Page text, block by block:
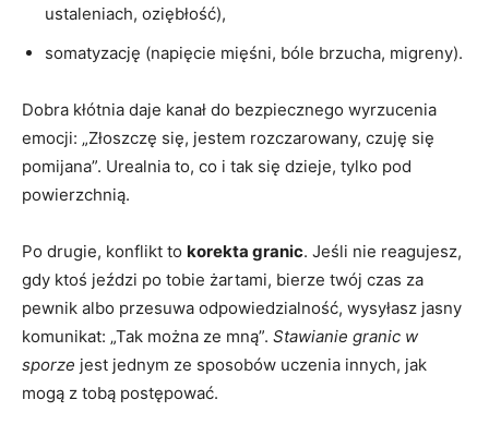
ustaleniach, oziębłość),
somatyzację (napięcie mięśni, bóle brzucha, migreny).
Dobra kłótnia daje kanał do bezpiecznego wyrzucenia
emocji: „Złoszczę się, jestem rozczarowany, czuję się
pomijana”. Urealnia to, co i tak się dzieje, tylko pod
powierzchnią.
Po drugie, konflikt to korekta granic. Jeśli nie reagujesz,
gdy ktoś jeździ po tobie żartami, bierze twój czas za
pewnik albo przesuwa odpowiedzialność, wysyłasz jasny
komunikat: „Tak można ze mną”. Stawianie granic w
sporze jest jednym ze sposobów uczenia innych, jak
mogą z tobą postępować.